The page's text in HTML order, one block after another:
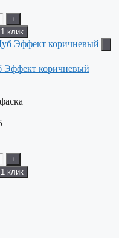
+
клик
Эффект коричневый
+
клик